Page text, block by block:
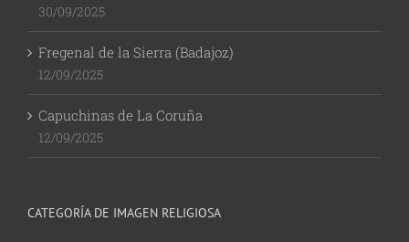
30/09/2025
Fregenal de la Sierra (Badajoz)
12/09/2025
Capuchinas de La Coruña
12/09/2025
CATEGORÍA DE IMAGEN RELIGIOSA